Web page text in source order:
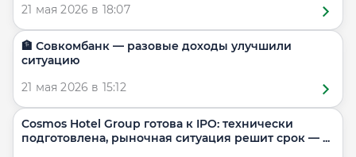
21 мая 2026 в 18:07
🏦 Совкомбанк — разовые доходы улучшили
ситуацию
21 мая 2026 в 15:12
Cosmos Hotel Group готова к IPO: технически
подготовлена, рыночная ситуация решит срок — ...